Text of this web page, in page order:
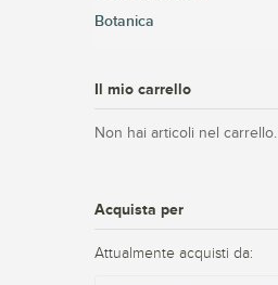
Botanica
Il mio carrello
Non hai articoli nel carrello.
Acquista per
Attualmente acquisti da: